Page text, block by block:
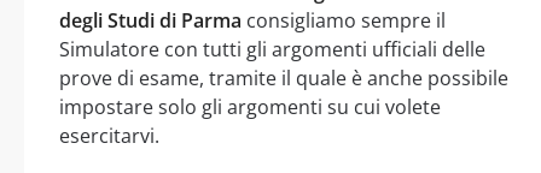
degli Studi di Parma consigliamo sempre il
Simulatore con tutti gli argomenti ufficiali delle
prove di esame, tramite il quale è anche possibile
impostare solo gli argomenti su cui volete
esercitarvi.